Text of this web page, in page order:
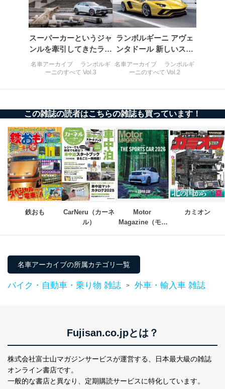
スーパーカーというジャ
ンルを牽引してきたラン
ボルギーニの歴史
名車アーカイブ ランボルギ
ーニのすべて Vol.3
ランボルギーニ アヴェ
ンタドール 新しいステ
ージへ
名車アーカイブ ランボルギ
ーニのすべて Vol.2
この雑誌の読者はこちらの雑誌も買っています！
鉄おも
CarNeru（カーネ
ル）
Motor
Magazine（モー
カミオン
名車アーカイブの所属カテゴリ一覧
バイク・自動車・乗り物 雑誌 > 外車・輸入車 雑誌
Fujisan.co.jpとは？
株式会社富士山マガジンサービスが運営する、
日本最大級の雑誌
オンライン書店です。
一般的な書店と異なり、 定期購読サービスに特化しています。